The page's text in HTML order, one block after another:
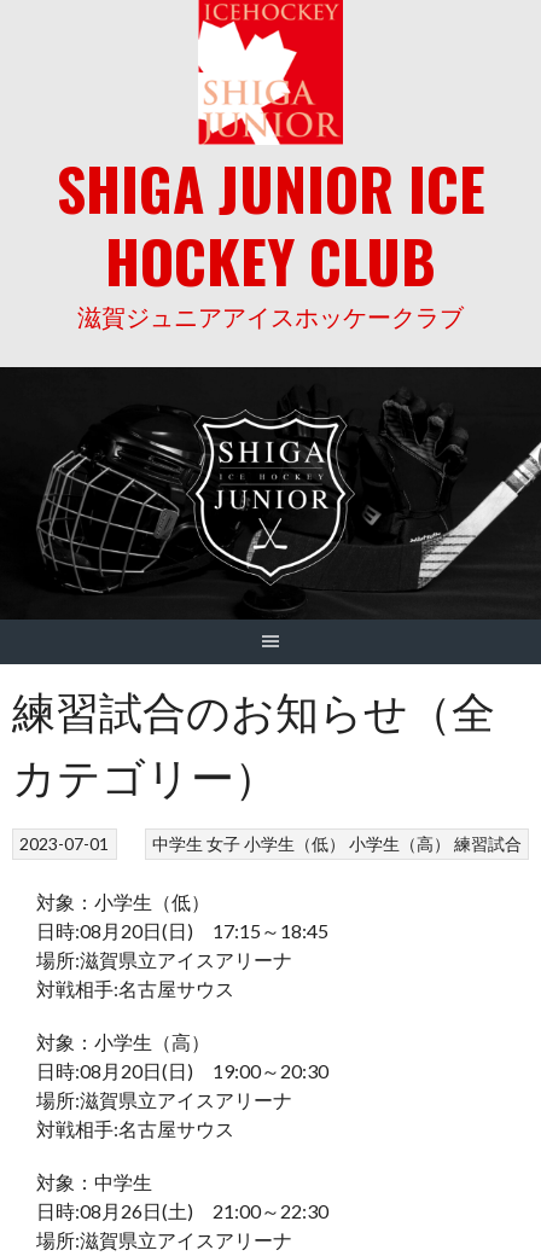
SHIGA JUNIOR ICE
HOCKEY CLUB
滋賀ジュニアアイスホッケークラブ
練習試合のお知らせ（全
カテゴリー）
中学生 女子小学生（低） 小学生（高） 練習試合
2023-07-01
対象：小学生（低）
日時:08月20日(日) 17:15～18:45
場所:滋賀県立アイスアリーナ
対戦相手:名古屋サウス
対象：小学生（高）
日時:08月20日(日) 19:00～20:30
場所:滋賀県立アイスアリーナ
対戦相手:名古屋サウス
対象：中学生
日時:08月26日(土) 21:00～22:30
場所:滋賀県立アイスアリーナ